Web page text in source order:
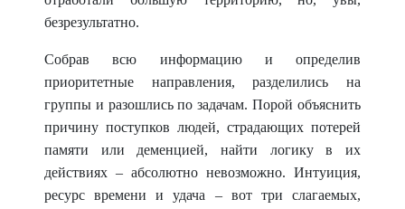
безрезультатно.
Собрав всю информацию и определив
приоритетные направления, разделились на
группы и разошлись по задачам. Порой объяснить
причину поступков людей, страдающих потерей
памяти или деменцией, найти логику в их
действиях – абсолютно невозможно. Интуиция,
ресурс времени и удача – вот три слагаемых,